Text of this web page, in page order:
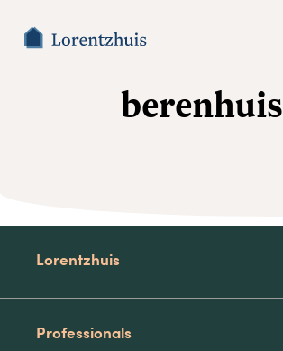
berenhuis
Lorentzhuis
Professionals